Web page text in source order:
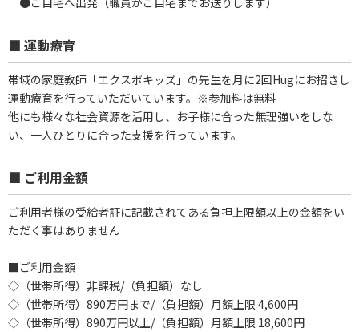
■ 運動療育
帯域の家庭教師「エクスポキッズ」の先生を月に2回Hugにお招きし
運動療育を行っていただいています。※参加料は無料
他にも様々な社会資源を活用し、お子様に合った無理強いをしな
い、一人ひとりに合った支援を行っています。
■ ご利用金額
ご利用者様の受給者証に記載されてある負担上限額以上の金額をい
ただく事はありません
■ご利用金額
◇（世帯所得）非課税/（負担額）なし
◇（世帯所得）890万円まで/（負担額）月額上限 4,600円
◇（世帯所得）890万円以上/（負担額）月額上限 18,600円